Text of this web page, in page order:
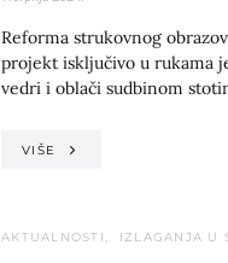
Reforma strukovnog
projekt isključivo u rukama
vedri i oblači sudbinom
VIŠE
AKTUALNOSTI IZLAGANJA U